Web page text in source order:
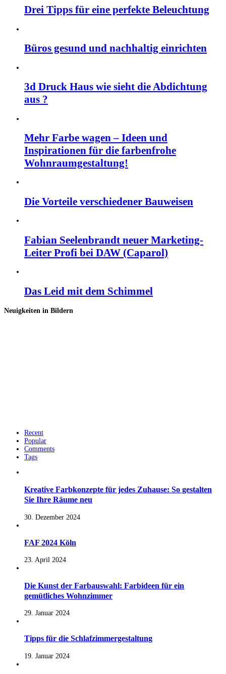
Drei Tipps für eine perfekte Beleuchtung
Büros gesund und nachhaltig einrichten
3d Druck Haus wie sieht die Abdichtung
aus ?
Mehr Farbe wagen – Ideen und
Inspirationen für die farbenfrohe
Wohnraumgestaltung!
Die Vorteile verschiedener Bauweisen
Fabian Seelenbrandt neuer Marketing-
Leiter Profi bei DAW (Caparol)
Das Leid mit dem Schimmel
Neuigkeiten in Bildern
Recent
Popular
Comments
Tags
Kreative Farbkonzepte für jedes Zuhause: So gestalten
Sie Ihre Räume neu
30. Dezember 2024
FAF 2024 Köln
23. April 2024
Die Kunst der Farbauswahl: Farbideen für ein
gemütliches Wohnzimmer
29. Januar 2024
Tipps für die Schlafzimmergestaltung
19. Januar 2024